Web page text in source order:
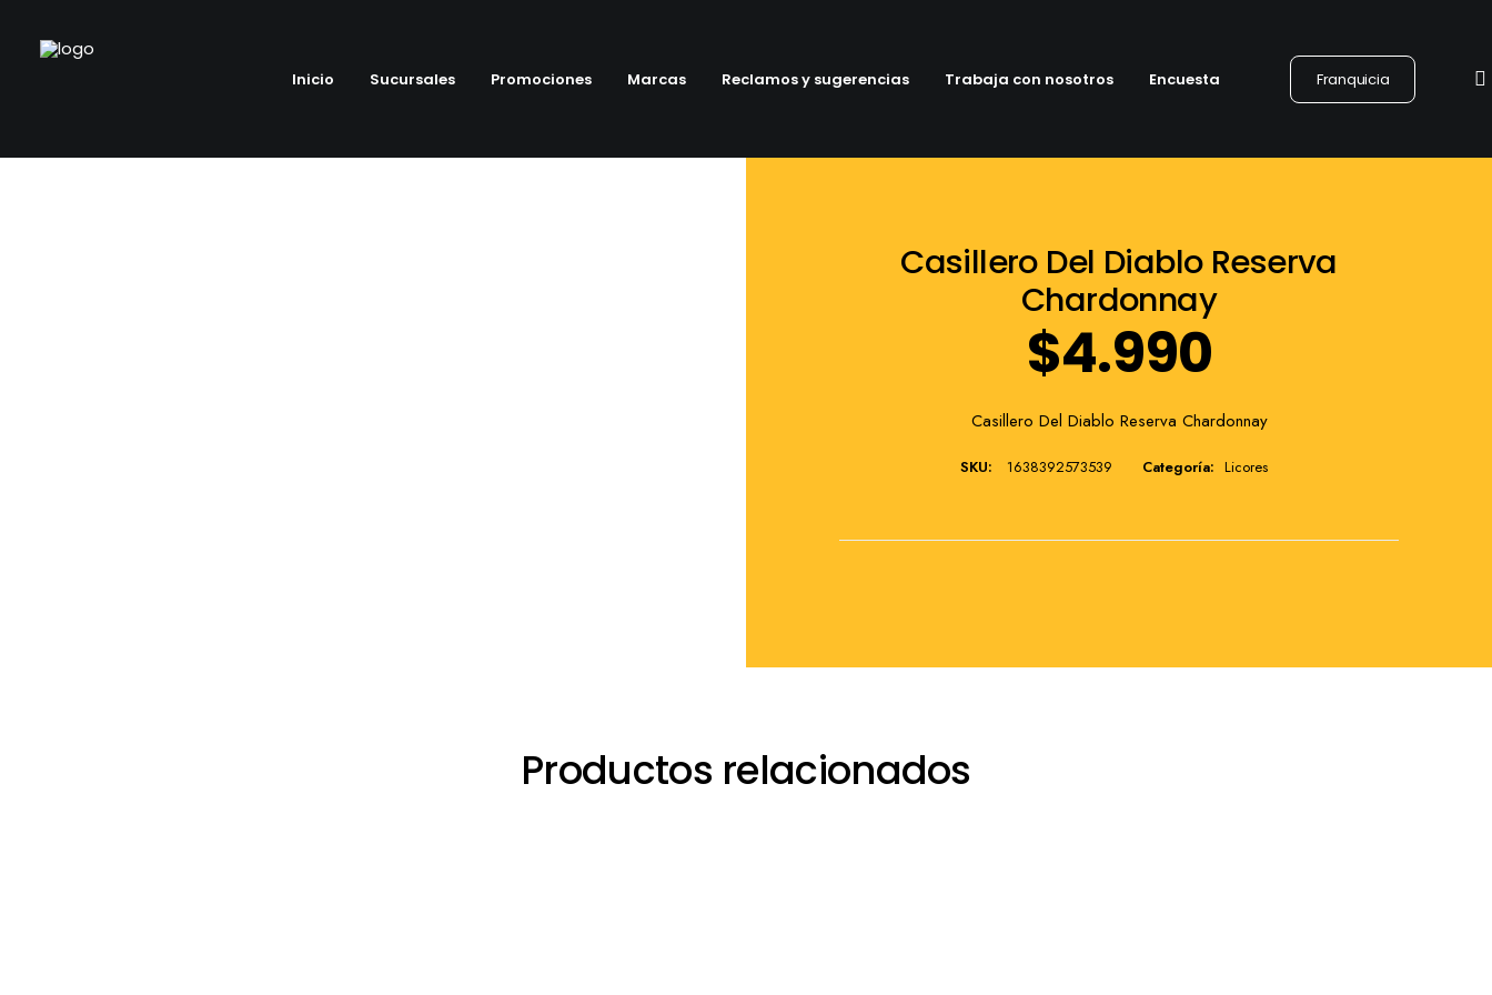
Inicio Sucursales Promociones Marcas Reclamos y sugerencias Trabaja con nosotros Encuesta Franquicia
Casillero Del Diablo Reserva
Chardonnay
$4.990
Casillero Del Diablo Reserva Chardonnay
SKU: 1638392573539 Categoría: Licores
Productos relacionados